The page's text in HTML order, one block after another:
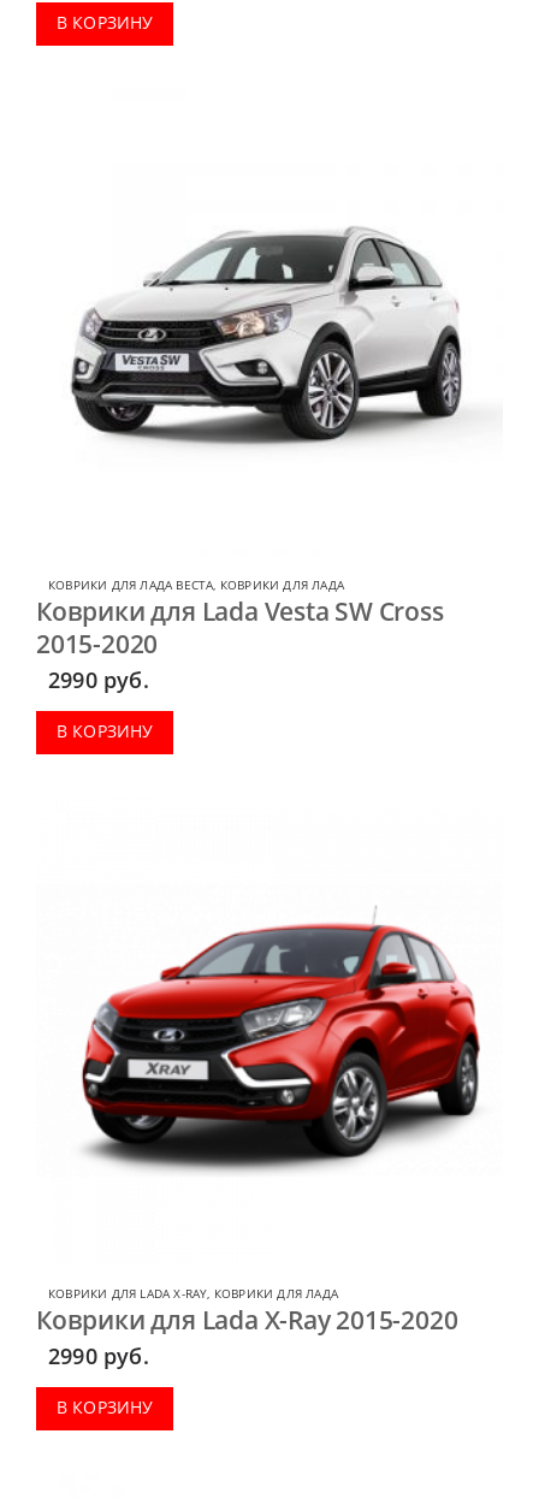
В КОРЗИНУ
КОВРИКИ ДЛЯ ЛАДА ВЕСТА, КОВРИКИ ДЛЯ ЛАДА
Коврики для Lada Vesta SW Cross
2015-2020
2990 руб.
В КОРЗИНУ
КОВРИКИ ДЛЯ LADA X-RAY, КОВРИКИ ДЛЯ ЛАДА
Коврики для Lada X-Ray 2015-2020
2990 руб.
В КОРЗИНУ